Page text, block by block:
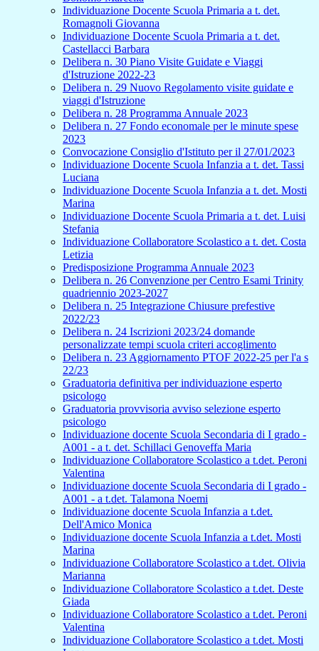
Individuazione Docente Scuola Primaria a t. det.
Romagnoli Giovanna
Individuazione Docente Scuola Primaria a t. det.
Castellacci Barbara
Delibera n. 30 Piano Visite Guidate e Viaggi
d'Istruzione 2022-23
Delibera n. 29 Nuovo Regolamento visite guidate e
viaggi d'Istruzione
Delibera n. 28 Programma Annuale 2023
Delibera n. 27 Fondo economale per le minute spese
2023
Convocazione Consiglio d'Istituto per il 27/01/2023
Individuazione Docente Scuola Infanzia a t. det. Tassi
Luciana
Individuazione Docente Scuola Infanzia a t. det. Mosti
Marina
Individuazione Docente Scuola Primaria a t. det. Luisi
Stefania
Individuazione Collaboratore Scolastico a t. det. Costa
Letizia
Predisposizione Programma Annuale 2023
Delibera n. 26 Convenzione per Centro Esami Trinity
quadriennio 2023-2027
Delibera n. 25 Integrazione Chiusure prefestive
2022/23
Delibera n. 24 Iscrizioni 2023/24 domande
personalizzate tempi scuola criteri accoglimento
Delibera n. 23 Aggiornamento PTOF 2022-25 per l'a s
22/23
Graduatoria definitiva per individuazione esperto
psicologo
Graduatoria provvisoria avviso selezione esperto
psicologo
Individuazione docente Scuola Secondaria di I grado -
A001 - a t. det. Schillaci Genoveffa Maria
Individuazione Collaboratore Scolastico a t.det. Peroni
Valentina
Individuazione docente Scuola Secondaria di I grado -
A001 - a t.det. Talamona Noemi
Individuazione docente Scuola Infanzia a t.det.
Dell'Amico Monica
Individuazione docente Scuola Infanzia a t.det. Mosti
Marina
Individuazione Collaboratore Scolastico a t.det. Olivia
Marianna
Individuazione Collaboratore Scolastico a t.det. Deste
Giada
Individuazione Collaboratore Scolastico a t.det. Peroni
Valentina
Individuazione Collaboratore Scolastico a t.det. Mosti